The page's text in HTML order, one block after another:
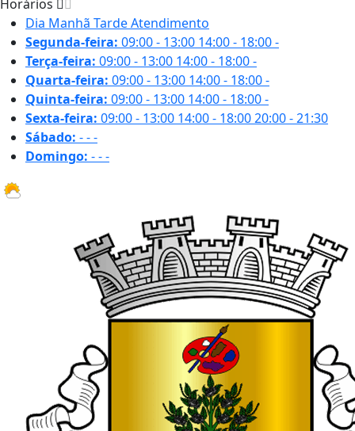
Horários
Dia Manhã TardeAtendimento
Segunda-feira: 09:00 - 13:00 14:00 - 18:00-
Terça-feira: 09:00 - 13:00 14:00 - 18:00-
Quarta-feira: 09:00 - 13:00 14:00 - 18:00-
Quinta-feira: 09:00 - 13:00 14:00 - 18:00-
Sexta-feira: 09:00 - 13:00 14:00 - 18:0020:00 - 21:30
Sábado: ---
Domingo: ---